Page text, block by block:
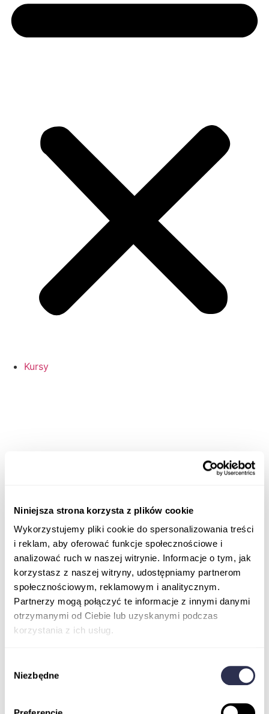
Niniejsza strona korzysta z plików cookie
Wykorzystujemy pliki cookie do spersonalizowania treści
i reklam, aby oferować funkcje społecznościowe i
analizować ruch w naszej witrynie. Informacje o tym, jak
korzystasz z naszej witryny, udostępniamy partnerom
społecznościowym, reklamowym i analitycznym.
Partnerzy mogą połączyć te informacje z innymi danymi
otrzymanymi od Ciebie lub uzyskanymi podczas
korzystania z ich usług.
zgody
Niezbędne
Kursy